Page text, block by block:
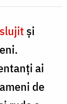
slujitși
ai
de